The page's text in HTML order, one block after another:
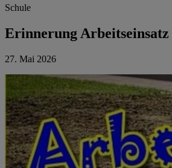
Schule
Erinnerung Arbeitseinsatz
27. Mai 2026